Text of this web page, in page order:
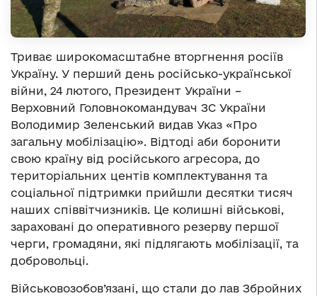
Триває широкомасштабне вторгнення росіїв
Україну. У перший день російсько-української
війни, 24 лютого, Президент України –
Верховний Головнокомандувач ЗС України
Володимир Зеленський видав Указ «Про
загальну мобілізацію». Відтоді аби боронити
свою країну від російського агресора, до
територіальних центів комплектування та
соціальної підтримки прийшли десятки тисяч
наших співвітчизників. Це колишні військові,
зараховані до оперативного резерву першої
черги, громадяни, які підлягають мобілізації, та
добровольці.
Військовозобов’язані, що стали до лав Збройних